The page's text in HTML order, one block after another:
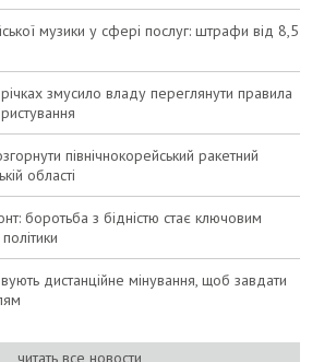
музики у сфері послуг: штрафи від 8,5
змусило владу переглянути правила
північнокорейський ракетний
області
боротьба з бідністю стає ключовим
дистанційне мінування, щоб завдати
читать все новости